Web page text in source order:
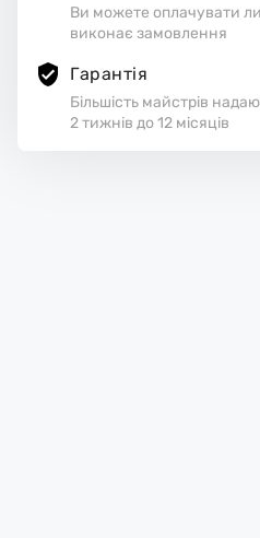
Ви можете оплачувати
виконає замовлення
Гарантія
Більшість майстрів
2 тижнів до 12 місяців